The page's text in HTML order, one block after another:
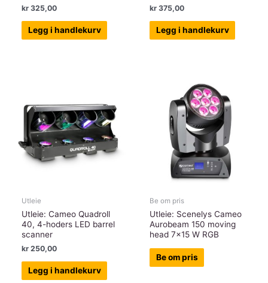
kr 325,00
Legg i handlekurv
kr 375,00
Legg i handlekurv
Utleie
Utleie: Cameo Quadroll
40, 4-hoders LED barrel
scanner
kr 250,00
Legg i handlekurv
Be om pris
Utleie: Scenelys Cameo
Aurobeam 150 moving
head 7×15 W RGB
Be om pris